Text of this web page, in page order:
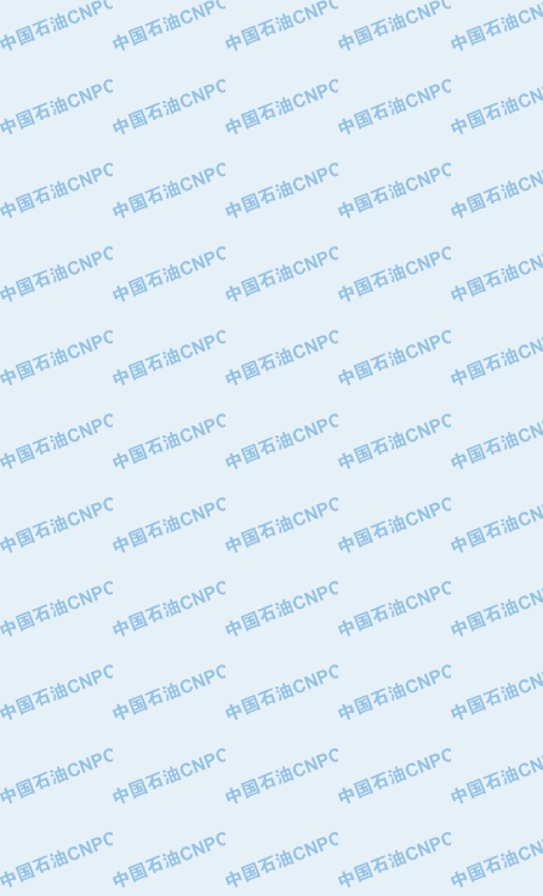
·青岛汉缆股份有限公司
·厦门市榕兴新世纪石油设备制造有限
·大港油田集团中成机械制造有限公司
·承德司达石油装备开发公司
·大港油田集团中成机械制造有限公司
·四川明星电缆有限公司
·中国石油大庆石油化工总厂
·北京三盈联合石油技术有限公司
·中国石油化工股份有限公司催化剂长
·北京长空工业有限公司
·北京中旭阳光石油天然气科技有限公
·托肯恒山科技（广州）有限公司
·美钻石油钻采系统（上海）有限公司
·陕西爱瑞德控制工程有限公司
·成都中寰机电设备有限公司
·河北保定天威集团特变电气有限公司
·中国石油辽阳石油化纤公司
·托肯恒山科技（广州）有限公司
·大庆油田飞马有限公司
·大庆油田有限责任公司
·中国石油华北油田公司
·中国石油锦西石化分公司
·大港油田集团有限责任公司
·天津钢管集团股份有限公司
·深圳市肯多斯实业发展有限公司